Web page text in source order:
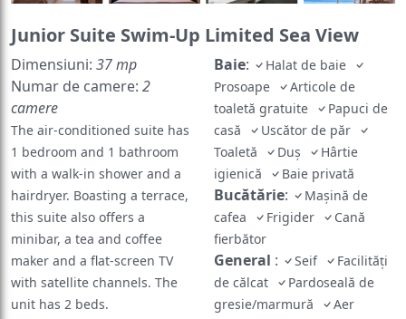
Junior Suite Swim-Up Limited Sea View
Dimensiuni: 37 mp
Numar de camere: 2
camere
The air-conditioned suite has
1 bedroom and 1 bathroom
with a walk-in shower and a
hairdryer. Boasting a terrace,
this suite also offers a
minibar, a tea and coffee
maker and a flat-screen TV
with satellite channels. The
unit has 2 beds.
Baie:
Halat de baie
Prosoape
Articole de
toaletă gratuite
Papuci de
casă
Uscător de păr
Toaletă
Duş
Hârtie
igienică
Baie privată
Bucătărie:
Mașină de
cafea
Frigider
Cană
fierbător
General : Seif
Facilităţi
de călcat
Pardoseală de
gresie/marmură
Aer